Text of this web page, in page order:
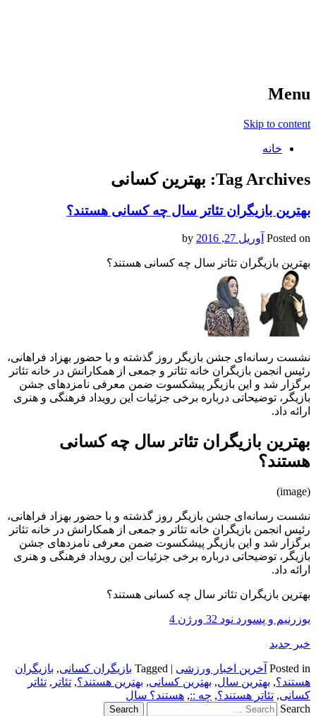
Menu
Skip to content
خانه
Tag Archives: بهترین کسانی
بهترین بازیگران تئاتر سال چه کسانی هستند؟
Posted on آوریل 27, 2016
بهترین بازیگران تئاتر سال چه کسانی هستند؟
نشست رسانه‌ای جشن بازیگر روز گذشته و با حضور بهزاد فراهانی،
رئیس انجمن بازیگران خانه تئاتر و جمعی از همکارانش در خانه تئاتر
برگزار شد و این بازیگر پیشکسوت ضمن معرفی نامزدهای جشن
بازیگر، توضیحاتی درباره برخی جزئیات این رویداد فرهنگی و هنری
ارائه داد.
بهترین بازیگران تئاتر سال چه کسانی
هستند؟
(image)
نشست رسانه‌ای جشن بازیگر روز گذشته و با حضور بهزاد فراهانی،
رئیس انجمن بازیگران خانه تئاتر و جمعی از همکارانش در خانه تئاتر
برگزار شد و این بازیگر پیشکسوت ضمن معرفی نامزدهای جشن
بازیگر، توضیحاتی درباره برخی جزئیات این رویداد فرهنگی و هنری
ارائه داد.
بهترین بازیگران تئاتر سال چه کسانی هستند؟
یوزرنیم و پسورد نود 32 ورژن 4
خبر جدید
Posted in آخرین اخبار ورزشی |
Tagged بازیگران کسانی, بازیگران
هستند؟, بهترین سال, بهترین کسانی, بهترین هستند؟, تئاتر , تئاتر
کسانی, تئاتر هستند؟, چه ::, هستند؟ سال
Search